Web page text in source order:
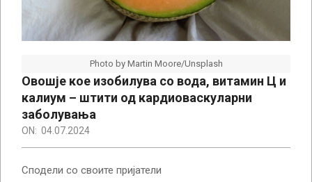
Photo by Martin Moore/Unsplash
Овошје кое изобилува со вода, витамин Ц и
калиум – штити од кардиоваскуларни
заболувања
ON: 04.07.2024
Сподели со своите пријатели